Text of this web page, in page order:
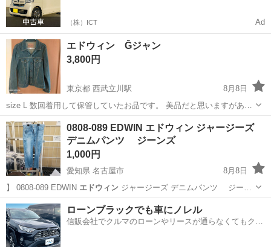
（株）ICT Ad
エドウィン Ḡジャン
3,800円
東京都 西武立川駅
8月8日
size L 数回着用して保管していたお品です。 美品だと思いますがあく
までUSEDですのでご理解のある方でお願い致します。 神経質な方は
お控えください。
東京 立川市 カーディガン
0808-089 EDWIN エドウィン ジャージーズ
デニムパンツ ジーンズ
1,000円
愛知県 名古屋市
8月8日
】 0808-089 EDWIN エドウィンジャージーズ デニムパンツ ジー…
愛知 名古屋市 ジーンズ/デニム
ローンブラックでも車にノレル
信販会社でクルマのローンやリースが通らなくてもクル